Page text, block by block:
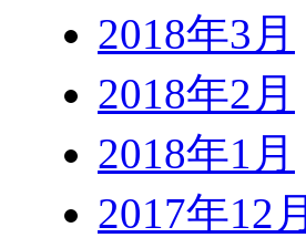
2018年3月
2018年2月
2018年1月
2017年12月